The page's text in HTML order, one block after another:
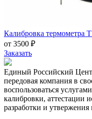
Калибровка термометра
от 3500 ₽
Заказать
Единый Российский
передовая компания в
воспользоваться
калибровки, аттестации
разработки и